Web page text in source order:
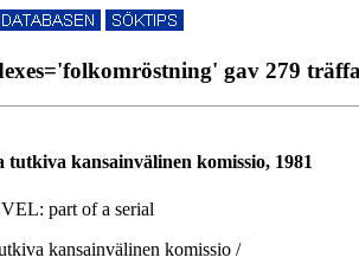
gav 279
kansainvälinen komissio, 1981
part of a serial
kansainvälinen komissio /